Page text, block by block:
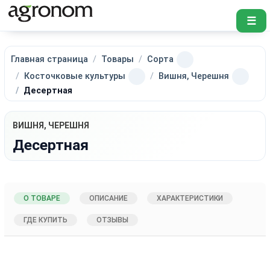
☰
Главная страница Товары
Сорта
Косточковые культуры
Вишня, Черешня
Десертная
ВИШНЯ, ЧЕРЕШНЯ
Десертная
О ТОВАРЕ ОПИСАНИЕ ХАРАКТЕРИСТИКИ
ГДЕ КУПИТЬ ОТЗЫВЫ